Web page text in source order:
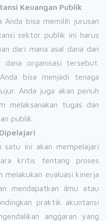
Keuangan Publik
Anda bisa memilih jurusan
sektor publik ini harus
dari mana asal dana dan
organisasi tersebut.
bisa menjadi tenaga
Anda juga akan penuh
melaksanakan tugas dan
publik.
satu ini akan mempelajari
kritis tentang proses
melakukan evaluasi kinerja
mendapatkan ilmu atau
praktik akuntansi
anggaran yang